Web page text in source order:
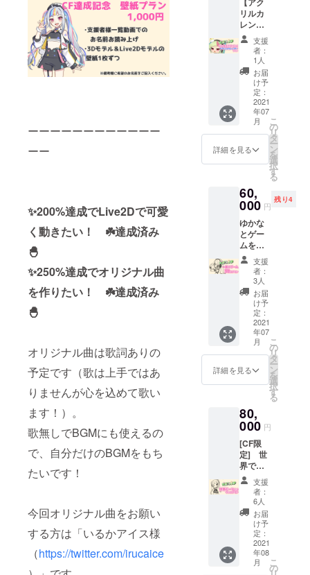
ーーーーーーーーーーーー
ーー
✨200%達成でLive2Dで可愛
く動きたい！ ☘️達成済み
🐣
✨250%達成でオリジナル曲
を作りたい！ ☘️達成済み
🐣
オリジナル曲は歌詞ありの
予定です（歌は上手ではあ
りませんが心を込めて歌い
ます！）。
歌無しでBGMにも使えるの
で、自分だけのBGMをもち
たいです！
今回オリジナル曲をお願い
する方は「いるかアイス様
（https://twitter.com/irucaice
送） ※
備考欄
に希望
のお名
前をご
記入く
ださ
い。 ※
個人
ムー
ビーと
支援者
お名前
が別で
す。 ※
シチュ
エー
ション
ボイス
ではあ
りませ
ん。 ※
ご希望
のセリ
フが決
まって
いる場
合は教
えて下
※ボイス
によっ
添えな
い場合
がござ
いま
す。 ※
ボイス
の録り
なおし
には対
応でき
ませ
ん。
ビー ポ
スト
カード
DL版
AB（JP
G画像）
（＆
ネット
プリン
トの番
号） お
名前付
きファ
ンカー
※備考欄
に希望
前をご
記入く
ださ
い。 ※
個人
ムー
ビーと
支援者
一覧の
お名前
が別で
も大丈
す。 ※
ご希望
まって
いる場
合はご
記入く
ださ
い。 ※
いつも
プレイ
してい
るゲー
ム以外
だとご
希望に
添えな
い場合
枚（直
筆サイ
ン付き1
枚） ＋
支援者
様一覧
動画で
のお名
前お読
み上げ
新3Dモ
デルで
のお名
前呼び
スト
カード
AB（デ
ータ送
付＆郵
送） お
名前付
きファ
ンカー
ド（郵
送） ※
備考欄
に希望
のお名
前をご
記入く
ださ
ビーと
支援者
お名前
が別で
も大丈
夫で
す。 ※
チェキ
は新
顔・旧
顔選択
可能で
す。指
定なけ
リルカ
レン
ダー】
アクリ
ルカレ
ンダー
チェキ4
枚（直
筆サイ
ン＆コ
メ付き2
枚） ＋
支援者
様一覧
動画で
前お読
み上げ
新3Dモ
デルで
のお名
前呼び
お礼
ムー
ビー ポ
スト
カード
AB（デ
ータ送
付＆郵
送） お
名前付
きファ
筆お手
紙 新3D
モデル
での特
別アン
グル
ムー
ビー ミ
ニチュ
アキャ
ンバス
（ミニ
イーゼ
ル付
き） ※
支援
者：
1人
お届
け予
定：
2021
年07
月
詳細を見る
こ
の
リ
タ
ー
ン
を
選
択
す
る
60,
000 円
残り4
ゆかな
とゲー
ムを一
緒にプ
レイ30
分 （い
つもプ
レイし
ている
ゲーム
は可。
その他
はご希
望に添
えない
ゲーム
ま
す。）
直筆一
言チェ
キ5枚
＋ 支援
者様一
覧動画
でのお
名前お
読み上
げ 新3D
モデル
でのお
名前呼
支援
者：
3人
お届
け予
定：
2021
年07
月
詳細を見る
こ
の
リ
タ
ー
ン
を
選
択
す
る
80,
000 円
[CF限
定] 世
界で一
つだけ
グッズ
コース
世界で1
つだ
け、
ポーズ
指定ok
アクリ
支援
者：
6人
お届
け予
定：
2021
年08
月
こ
の